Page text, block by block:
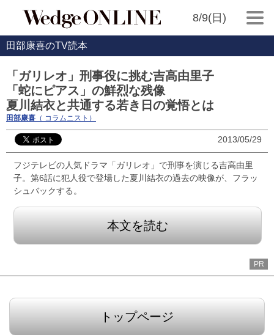
8/9(日)
田部康喜のTV読本
「ガリレオ」刑事役に挑む吉高由里子
「蛇にピアス」の鮮烈な残像
夏川結衣と共通する若き日の覚悟とは
田部康喜 （ コラムニスト）
2013/05/29
フジテレビの人気ドラマ「ガリレオ」で刑事を演じる吉高由里
子。第6話に犯人役で登場した夏川結衣の過去の映像が、フラッ
シュバックする。
本文を読む
PR
トップページ